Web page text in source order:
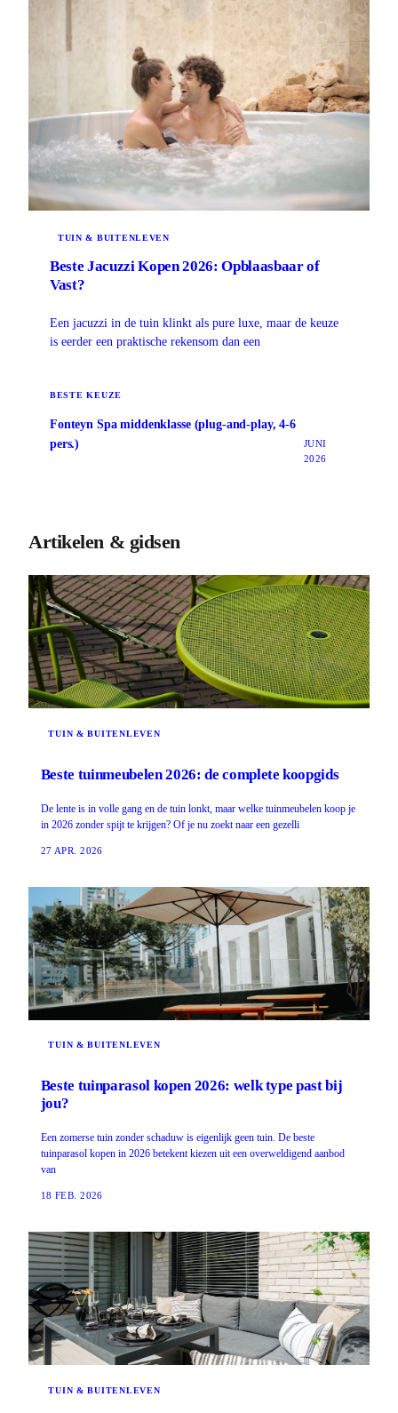
TUIN & BUITENLEVEN
Beste Jacuzzi Kopen 2026: Opblaasbaar of
Vast?
Een jacuzzi in de tuin klinkt als pure luxe, maar de keuze
is eerder een praktische rekensom dan een
BESTE KEUZE
Fonteyn Spa middenklasse (plug-and-play, 4-6
pers.)
JUNI
2026
Artikelen & gidsen
TUIN & BUITENLEVEN
Beste tuinmeubelen 2026: de complete koopgids
De lente is in volle gang en de tuin lonkt, maar welke tuinmeubelen koop je
in 2026 zonder spijt te krijgen? Of je nu zoekt naar een gezelli
27 APR. 2026
TUIN & BUITENLEVEN
Beste tuinparasol kopen 2026: welk type past bij
jou?
Een zomerse tuin zonder schaduw is eigenlijk geen tuin. De beste
tuinparasol kopen in 2026 betekent kiezen uit een overweldigend aanbod
van
18 FEB. 2026
TUIN & BUITENLEVEN